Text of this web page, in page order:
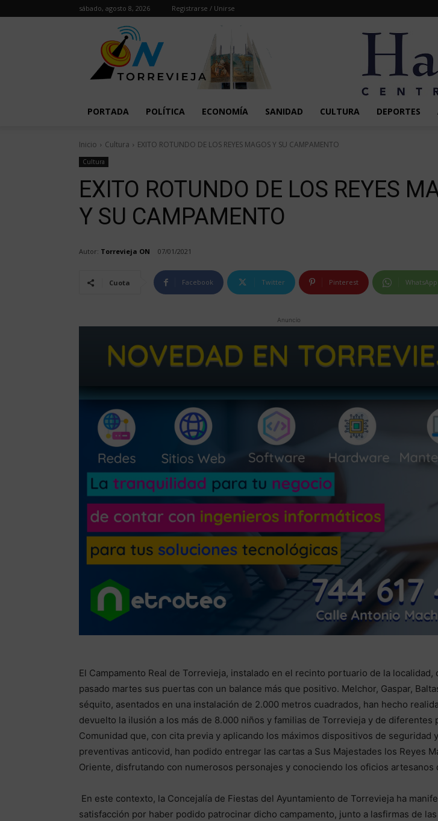
sábado, agosto 8, 2026 Registrarse / Unirse
PORTADA POLÍTICA ECONOMÍA SANIDAD CULTURA DEPORTES
Inicio Cultura EXITO ROTUNDO DE LOS REYES MAGOS Y SU CAMPAMENTO
Cultura
EXITO ROTUNDO DE LOS REYES
Y SU CAMPAMENTO
Autor: Torrevieja ON 07/01/2021
Cuota Facebook Twitter Pinterest WhatsApp
Anuncio
El Campamento Real de Torrevieja, instalado en el recinto portuario de la localidad,
pasado martes sus puertas con un balance más que positivo. Melchor, Gaspar,
séquito, asentados en una instalación de 2.000 metros cuadrados, han hecho
devuelto la ilusión a los más de 8.000 niños y familias de Torrevieja y de diferentes
Comunidad que, con cita previa y aplicando los máximos dispositivos de seguridad
preventivas anticovid, han podido entregar las cartas a Sus Majestades los Reyes
Oriente, disfrutando con numerosos personajes y conociendo los oficios artesanos
En este contexto, la Concejalía de Fiestas del Ayuntamiento de Torrevieja ha
satisfacción por haber podido patrocinar dicho campamento, junto a lasfirmas de